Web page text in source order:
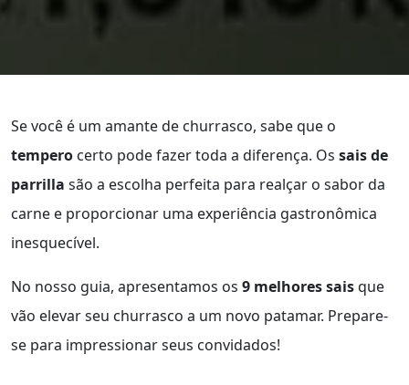
Se você é um amante de churrasco, sabe que o
tempero certo pode fazer toda a diferença. Os sais de
parrilla são a escolha perfeita para realçar o sabor da
carne e proporcionar uma experiência gastronômica
inesquecível.
No nosso guia, apresentamos os 9 melhores saisque
vão elevar seu churrasco a um novo patamar. Prepare-
se para impressionar seus convidados!